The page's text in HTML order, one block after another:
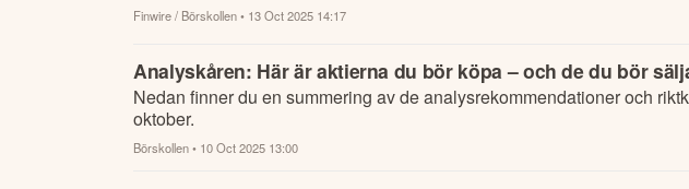
Finwire / Börskollen• 13 Oct 2025 14:17
Analyskåren: Här är aktierna du bör köpa – och de du bör
Nedan finner du en summering av de analysrekommendationer och
oktober.
Börskollen• 10 Oct 2025 13:00